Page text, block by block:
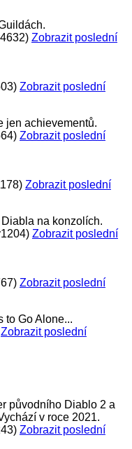
4632) Zobrazit poslední
Zobrazit poslední
jen achievementů.
Zobrazit poslední
Zobrazit poslední
na konzolích.
1204) Zobrazit poslední
Zobrazit poslední
to Go Alone...
Zobrazit poslední
původního Diablo 2 a
v roce 2021.
Zobrazit poslední